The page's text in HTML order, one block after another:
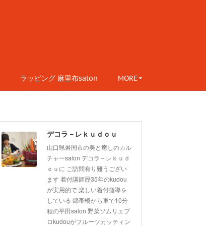
ラッピング 麻里布salon MORE
デコラ－レｋｕｄｏｕ
山口県岩国市の美と癒しのカル
チャーsalon デコラ－レｋｕｄ
ｏｕに ご訪問有り難うござい
ます 着付講師歴35年のkudou
が実用的で 楽しい着付指導を
している 錦帯橋から車で10分
程の平田salon 野菜ソムリエプ
ロkudouがフルーツカッティン